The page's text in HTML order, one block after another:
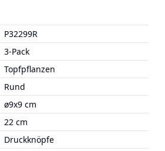
P32299R
3-Pack
Topfpflanzen
Rund
ø9x9 cm
22 cm
Druckknöpfe